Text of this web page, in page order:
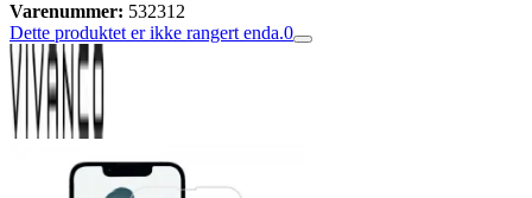
Varenummer: 532312
Dette produktet er ikke rangert enda.0